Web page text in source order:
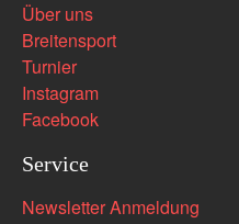
Über uns
Breitensport
Turnier
Instagram
Facebook
Service
Newsletter Anmeldung